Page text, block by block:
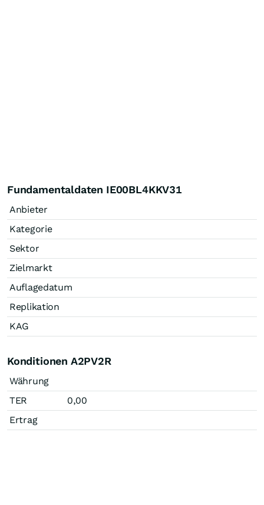
Fundamentaldaten IE00BL4KKV31
Anbieter
Kategorie
Sektor
Zielmarkt
Auflagedatum
Replikation
KAG
Konditionen A2PV2R
Währung
TER
0,00
Ertrag